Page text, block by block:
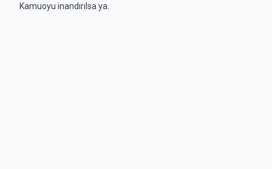
Kamuoyu inandırılsa ya.